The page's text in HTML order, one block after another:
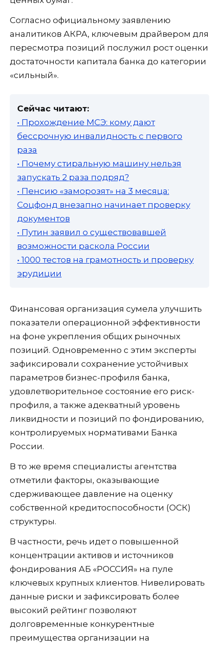
Согласно официальному заявлению
аналитиков АКРА, ключевым драйвером для
пересмотра позиций послужил рост оценки
достаточности капитала банка до категории
«сильный».
Сейчас читают:
• Прохождение МСЭ: кому дают
бессрочную инвалидность с первого
раза
• Почему стиральную машину нельзя
запускать 2 раза подряд?
• Пенсию «заморозят» на 3 месяца:
Соцфонд внезапно начинает проверку
документов
• Путин заявил о существовавшей
возможности раскола России
• 1000 тестов на грамотность и проверку
эрудиции
Финансовая организация сумела улучшить
показатели операционной эффективности
на фоне укрепления общих рыночных
позиций. Одновременно с этим эксперты
зафиксировали сохранение устойчивых
параметров бизнес-профиля банка,
удовлетворительное состояние его риск-
профиля, а также адекватный уровень
ликвидности и позиций по фондированию,
контролируемых нормативами Банка
России.
В то же время специалисты агентства
отметили факторы, оказывающие
сдерживающее давление на оценку
собственной кредитоспособности (ОСК)
структуры.
В частности, речь идет о повышенной
концентрации активов и источников
фондирования АБ «РОССИЯ» на пуле
ключевых крупных клиентов. Нивелировать
данные риски и зафиксировать более
высокий рейтинг позволяют
долговременные конкурентные
преимущества организации на